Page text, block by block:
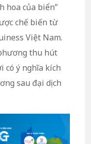
hoa của biển”
chế biến từ
Việt Nam.
thu hút
có ý nghĩa kích
sau đại dịch